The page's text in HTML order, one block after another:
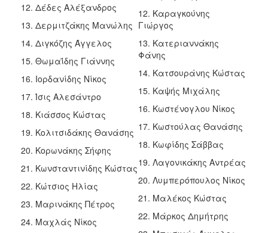
12. Δέδες Αλέξανδρος
13. Δερμιτζάκης Μανώλης
14. Διγκόζης Άγγελος
15. Θωμαΐδης Γιάννης
16. Ιορδανίδης Νίκος
17. Ίσις Αλεσάντρο
18. Κιάσσος Κώστας
19. Κολιτσιδάκης Θανάσης
20. Κορωνάκης Σήφης
21. Κωνσταντινίδης Κώστας
22. Κώτσιος Ηλίας
23. Μαρινάκης Πέτρος
24. Μαχλάς Νίκος
12. Καραγκούνης
Γιώργος
13. Κατεριαννάκης
Φάνης
14. Κατσουράνης Κώστας
15. Καψής Μιχάλης
16. Κωστένογλου Νίκος
17. Κωστούλας Θανάσης
18. Κωφίδης Σάββας
19. Λαγονικάκης Αντρέας
20. Λυμπερόπουλος Νίκος
21. Μαλέκος Κώστας
22. Μάρκος Δημήτρης